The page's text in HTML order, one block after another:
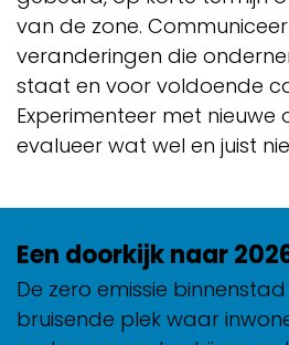
van de zone.
veranderingen die
staat en voor voldoende
Experimenteer met nieuwe
evalueer wat wel en juist
Een doorkijk naar
De zero emissie binnenstad
bruisende plek waar